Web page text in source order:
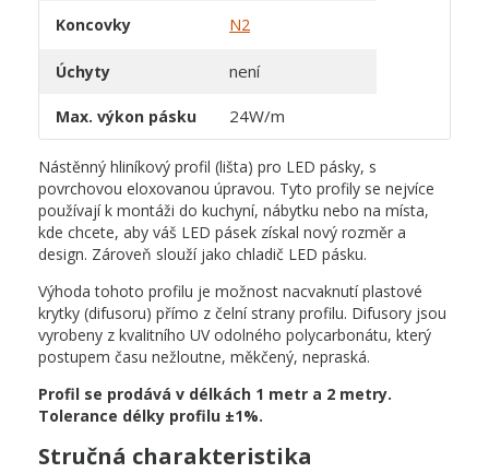
Koncovky N2
Úchyty není
Max. výkon pásku 24W/m
Nástěnný hliníkový profil (lišta) pro LED pásky, s
povrchovou eloxovanou úpravou. Tyto profily se nejvíce
používají k montáži do kuchyní, nábytku nebo na místa,
kde chcete, aby váš LED pásek získal nový rozměr a
design. Zároveň slouží jako chladič LED pásku.
Výhoda tohoto profilu je možnost nacvaknutí plastové
krytky (difusoru) přímo z čelní strany profilu. Difusory jsou
vyrobeny z kvalitního UV odolného polycarbonátu, který
postupem času nežloutne, měkčený, nepraská.
Profil se prodává v délkách 1 metr a 2 metry.
Tolerance délky profilu ±1%.
Stručná charakteristika